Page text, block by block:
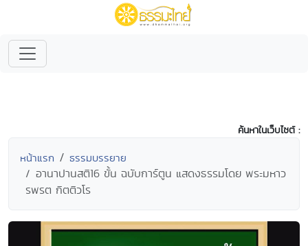
ค้นหาในเว็บไซต์ :
หน้าแรก ธรรมบรรยาย
อานาปานสติ16 ขั้น ฉบับการ์ตูน แสดงธรรมโดย พระมหาว
รพรต กิตติวโร